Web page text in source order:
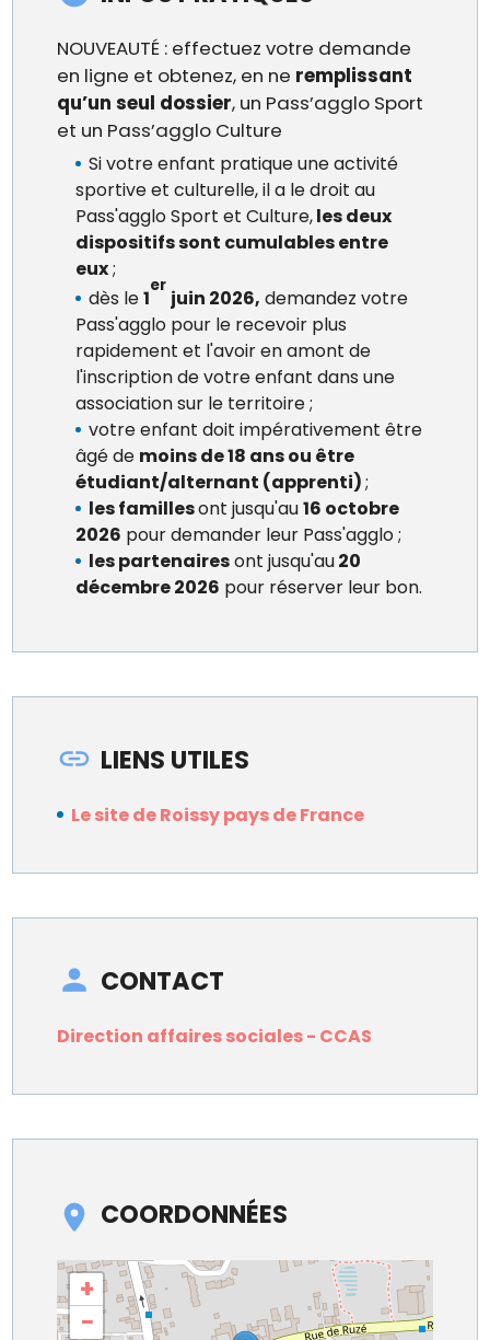
NOUVEAUTÉ : effectuez votre demande
en ligne et obtenez, en ne remplissant
qu’un seul dossier, un Pass’agglo Sport
et un Pass’agglo Culture
Si votre enfant pratique une activité
sportive et culturelle, il a le droit au
Pass'agglo Sport et Culture,les deux
dispositifs sont cumulables entre
eux;
dès le1
er
juin 2026, demandez votre
Pass'agglo pour le recevoir plus
rapidement et l'avoir en amont de
l'inscription de votre enfant dans une
association sur le territoire ;
votre enfant doit impérativement être
âgé de moins de 18 ans ou être
étudiant/alternant (apprenti);
les famillesont jusqu'au16 octobre
2026 pour demander leur Pass'agglo ;
les partenairesont jusqu'au20
décembre 2026 pour réserver leur bon.
LIENS UTILES
Le site de Roissy pays de France
CONTACT
Direction affaires sociales - CCAS
COORDONNÉES
+
−